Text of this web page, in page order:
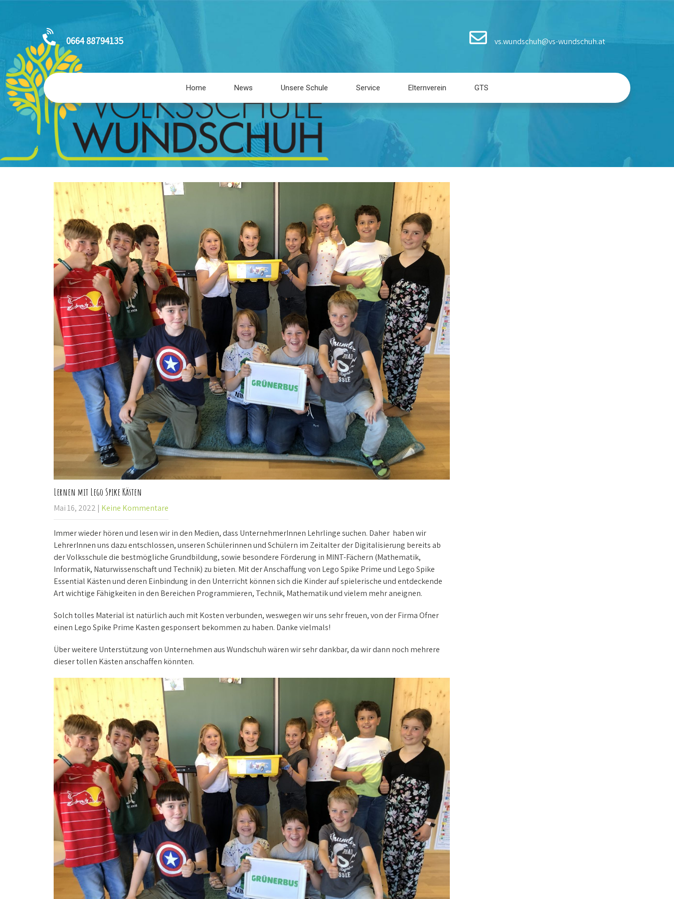
0664 88794135 vs.wundschuh@vs-wundschuh.at
Home News Unsere Schule Service Elternverein GTS
Lernen mit Lego Spike Kästen
Mai 16, 2022 | Keine Kommentare
Immer wieder hören und lesen wir in den Medien, dass UnternehmerInnen Lehrlinge suchen. Daher haben wir
LehrerInnen uns dazu entschlossen, unseren Schülerinnen und Schülern im Zeitalter der Digitalisierung bereits ab
der Volksschule die bestmögliche Grundbildung, sowie besondere Förderung in MINT-Fächern (Mathematik,
Informatik, Naturwissenschaft und Technik) zu bieten. Mit der Anschaffung von Lego Spike Prime und Lego Spike
Essential Kästen und deren Einbindung in den Unterricht können sich die Kinder auf spielerische und entdeckende
Art wichtige Fähigkeiten in den Bereichen Programmieren, Technik, Mathematik und vielem mehr aneignen.
Solch tolles Material ist natürlich auch mit Kosten verbunden, weswegen wir uns sehr freuen, von der Firma Ofner
einen Lego Spike Prime Kasten gesponsert bekommen zu haben. Danke vielmals!
Über weitere Unterstützung von Unternehmen aus Wundschuh wären wir sehr dankbar, da wir dann noch mehrere
dieser tollen Kästen anschaffen könnten.